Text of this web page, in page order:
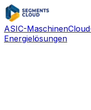
ASIC-Maschinen
Energielösungen